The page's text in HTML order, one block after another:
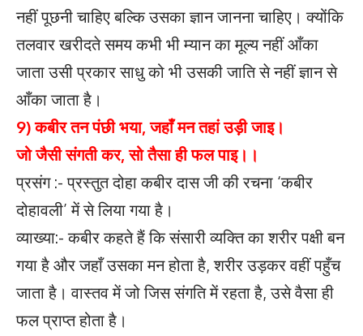
नहीं पूछनी चाहिए बल्कि उसका ज्ञान जानना चाहिए। क्योंकि
तलवार खरीदते समय कभी भी म्यान का मूल्य नहीं आँका
जाता उसी प्रकार साधु को भी उसकी जाति से नहीं ज्ञान से
आँका जाता है।
9) कबीर तन पंछी भया, जहाँ मन तहां उड़ी जाइ।
जो जैसी संगती कर, सो तैसा ही फल पाइ।।
प्रसंग :- प्रस्तुत दोहा कबीर दास जी की रचना ‘कबीर
दोहावली’ में से लिया गया है।
व्याख्या:- कबीर कहते हैं कि संसारी व्यक्ति का शरीर पक्षी बन
गया है और जहाँ उसका मन होता है, शरीर उड़कर वहीं पहुँच
जाता है। वास्तव में जो जिस संगति में रहता है, उसे वैसा ही
फल प्राप्त होता है।